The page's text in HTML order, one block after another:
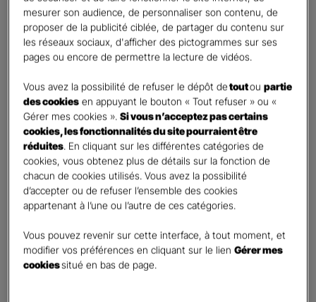
Etes-vous déjà client Gan assurances ?*
Oui
Civilité*
Madame
Monsieur
Contact*
First Last
United
States
mesurer son audience, de personnaliser son contenu, de
proposer de la publicité ciblée, de partager du contenu sur
les réseaux sociaux, d'afficher des pictogrammes sur ses
pages ou encore de permettre la lecture de vidéos.
Vous avez la possibilité de refuser le dépôt detoutoupartie
des cookies en appuyant le bouton « Tout refuser » ou «
Gérer mes cookies ».Si vous n’acceptez pas certains
cookies, les fonctionnalités du site pourraient être
réduites. En cliquant sur les différentes catégories de
cookies, vous obtenez plus de détails sur la fonction de
chacun de cookies utilisés. Vous avez la possibilité
d’accepter ou de refuser l’ensemble des cookies
appartenant à l’une ou l’autre de ces catégories.
Vous pouvez revenir sur cette interface, à tout moment, et
modifier vos préférences en cliquant sur le lienGérer mes
cookiessitué en bas de page.